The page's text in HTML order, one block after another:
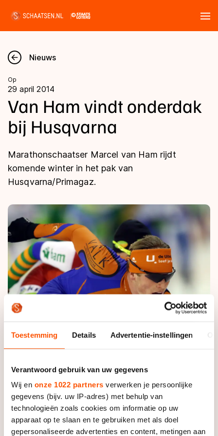
Toestemming Details Advertentie-instellingen
Verantwoord gebruik van uw gegevens
Wij en onze 1022 partners verwerken je persoonlijke
gegevens (bijv. uw IP-adres) met behulp van
technologieën zoals cookies om informatie op uw
apparaat op te slaan en te gebruiken met als doel
gepersonaliseerde advertenties en content, metingen aan
Nieuws
Kalender
Disciplines
Langebaan
Shorttrack
Kunstschaatsen
Schoonrijden
Natuurijs
Uitslagen
Langebaan
Marathon
Inlineskaten
Kunstschaatsen
Tijden & historie
Ranglijsten Langebaan
Persoonlijke records & tijden
Historie & statistiek
De weg op
Inschrijven wedstrijden
Algemene Nederlandse Schaatstijd
Deze zomer de weg op
Waar kan ik schaatsen en skaten?
Schaatsfans
Alles voor jou als schaatsfan
Evenementen
Tickets
Olympische Spelen
Olympische Spelen
Medaille overzicht
Medaillespiegel
Van Jong tot Goud verhalen
Nieuws
Op
29 april 2014
Van Ham vindt onderdak
bij Husqvarna
Marathonschaatser Marcel van Ham rijdt
komende winter in het pak van
Husqvarna/Primagaz.
Vorig seizoen reed Van Ham nog in het oranje van De